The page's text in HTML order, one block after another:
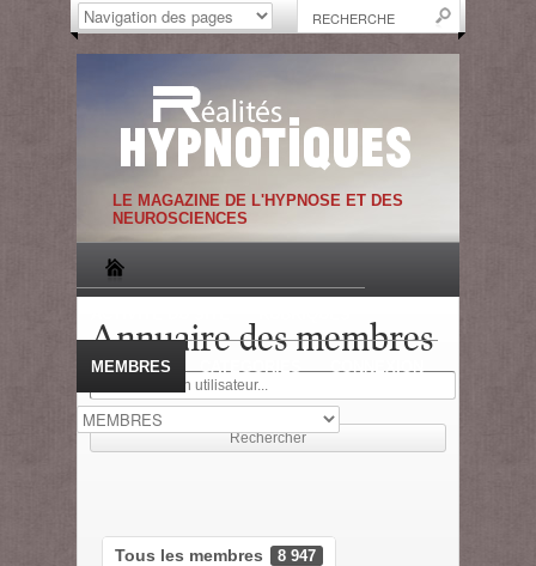
LE MAGAZINE DE L'HYPNOSE ET DES
NEUROSCIENCES
MEMBRES CATEGORIES CONNEXION
Annuaire des membres
Tous les membres 8 947